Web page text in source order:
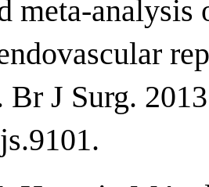
meta-analysis
Br J Surg.